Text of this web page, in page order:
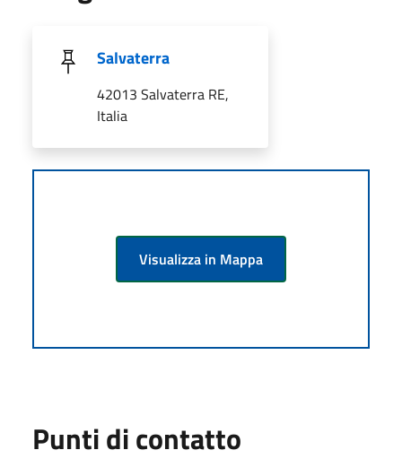
Salvaterra
42013 Salvaterra RE,
Italia
Visualizza in Mappa
Punti di contatto